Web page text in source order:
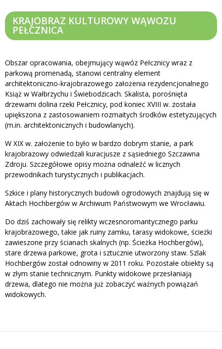
KRAJOBRAZ KULTUROWY WĄWOZU
PEŁCZNICA
Obszar opracowania, obejmujący wąwóz Pełcznicy wraz z
parkową promenadą, stanowi centralny element
architektoniczno-krajobrazowego założenia rezydencjonalnego
Książ w Wałbrzychu i Świebodzicach. Skalista, porośnięta
drzewami dolina rzeki Pełcznicy, pod koniec XVIII w. została
upiększona z zastosowaniem rozmaitych środków estetyzujących
(m.in. architektonicznych i budowlanych).
W XIX w. założenie to było w bardzo dobrym stanie, a park
krajobrazowy odwiedzali kuracjusze z sąsiedniego Szczawna
Zdroju. Szczegółowe opisy można odnaleźć w licznych
przewodnikach turystycznych i publikacjach.
Szkice i plany historycznych budowli ogrodowych znajdują się w
Aktach Hochbergów w Archiwum Państwowym we Wrocławiu.
Do dziś zachowały się relikty wczesnoromantycznego parku
krajobrazowego, takie jak ruiny zamku, tarasy widokowe, ścieżki
zawieszone przy ścianach skalnych (np. Ścieżka Hochbergów),
stare drzewa parkowe, grota i sztucznie utworzony staw. Szlak
Hochbergów został odnowiny w 2011 roku. Pozostałe obiekty są
w złym stanie technicznym. Punkty widokowe przesłaniają
drzewa, dlatego nie można już zobaczyć ważnych powiązań
widokowych.